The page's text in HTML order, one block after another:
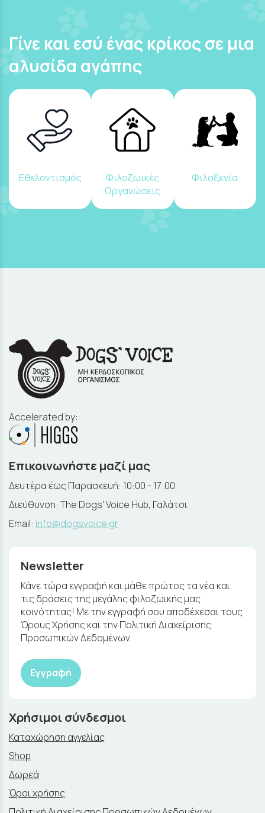
Γίνε και εσύ ένας κρίκος σε μια
αλυσίδα αγάπης
Εθελοντισμός
Φιλοζωικές
Οργανώσεις
Φιλοξενία
Accelerated by:
Επικοινωνήστε μαζί μας
Δευτέρα έως Παρασκευή: 10:00 - 17:00
Διεύθυνση: The Dogs' Voice Hub, Γαλάτσι
Email: info@dogsvoice.gr
Newsletter
Κάνε τώρα εγγραφή και μάθε πρώτος τα νέα και
τις δράσεις της μεγάλης φιλοζωικής μας
κοινότητας! Με την εγγραφή σου αποδέχεσαι τους
Όρους Χρήσης και την Πολιτική Διαχείρισης
Προσωπικών Δεδομένων.
Εγγραφή
Χρήσιμοι σύνδεσμοι
Καταχώρηση αγγελίας
Shop
Δωρεά
Όροι χρήσης